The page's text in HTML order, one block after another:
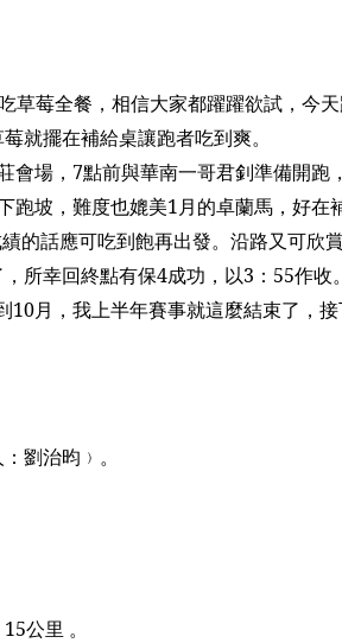
草莓全餐，相信大家都躍躍欲試，今
就擺在補給桌讓跑者吃到爽。
會場， 7點前與華南一哥君釗準備開
跑坡，難度也媲美1月的卓蘭馬，好在
的話應可吃到飽再出發。沿路又可欣
所幸回終點有保4成功，以3 ： 55作收。
10月，我上半年賽事就這麼結束了，
劉治昀﹚。
15公里 。